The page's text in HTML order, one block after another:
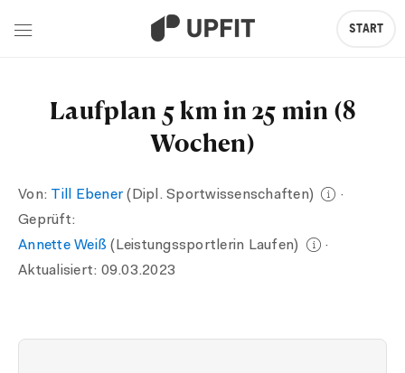
Laufplan 5 km in 25 min (8
Wochen)
Von: Till Ebener(Dipl. Sportwissenschaften)
·
Geprüft:
Annette Weiß (Leistungssportlerin Laufen)
·
Aktualisiert: 09.03.2023
START